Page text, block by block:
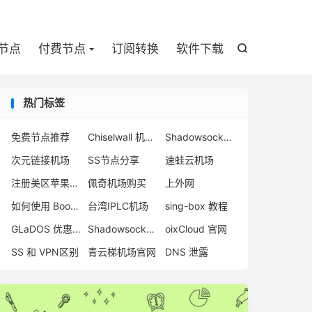

点 付费节点 订阅转换 软件下载
热门标签
免费节点推荐 Chiselwall 机场 跑路
Shadowsocks 机场排名
次元链接机场
SS节点分享
速蛙云机场
注册美区苹果账号教程
佩奇机场购买
上外网
如何使用 BoomCloud
台湾IPLC机场
sing-box 教程
GLaDOS 优惠码
Shadowsocks 付费节点
oixCloud 官网
SS 和 VPN区别
青云梯机场官网 DNS 泄露